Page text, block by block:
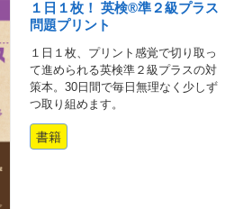
１日１枚！ 英検®準２級プラス
問題プリント
１日１枚、プリント感覚で切り取っ
て進められる英検準２級プラスの対
策本。30日間で毎日無理なく少しず
つ取り組めます。
書籍